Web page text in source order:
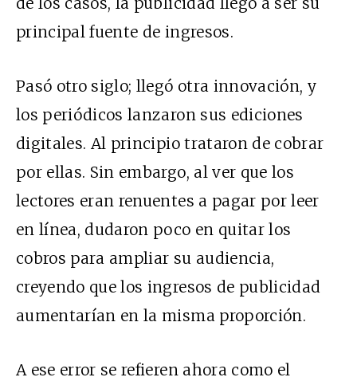
principal fuente de ingresos.
Pasó otro siglo; llegó otra innovación, y
los periódicos lanzaron sus ediciones
digitales. Al principio trataron de cobrar
por ellas. Sin embargo, al ver que los
lectores eran renuentes a pagar por leer
en línea, dudaron poco en quitar los
cobros para ampliar su audiencia,
creyendo que los ingresos de publicidad
aumentarían en la misma proporción.
A ese error se refieren ahora como el